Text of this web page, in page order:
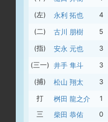
(左) 永利 拓也 4
(二) 古川 朋樹 5
(指) 安永 元也 3
(三一) 井手 隼斗 3
(捕) 松山 翔太 3
打 桝田 龍之介 1
三 柴田 恭佑 0